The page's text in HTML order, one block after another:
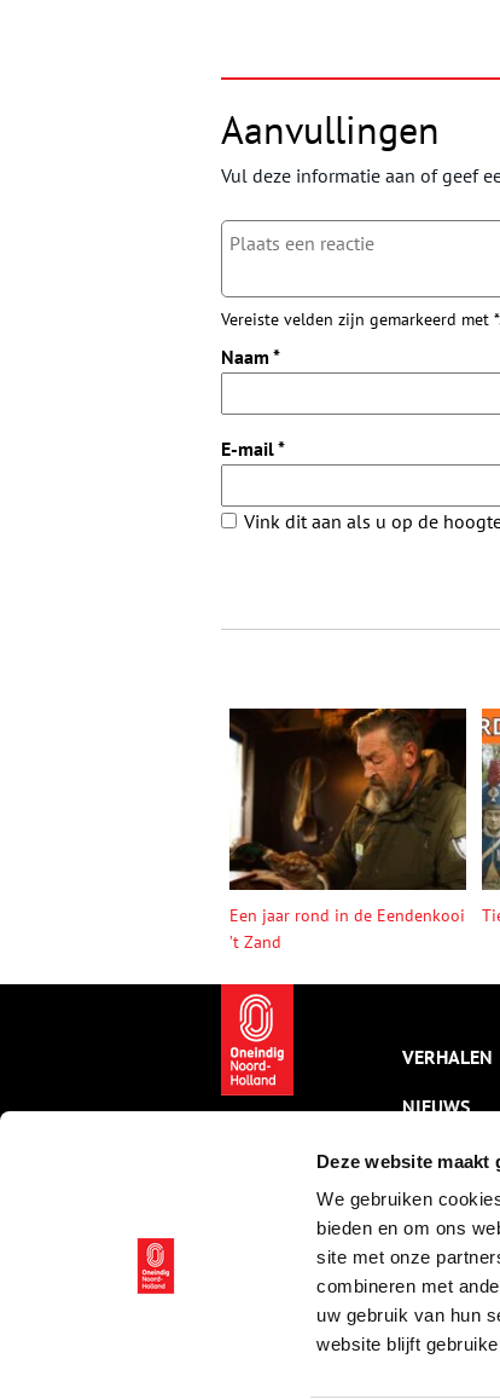
Deze website maakt
We gebruiken
bieden en om ons
site met onze
combineren met
uw gebruik van hun
website blijft
Aanvullingen
Vul deze informatie aan of geef
Vereiste velden zijn gemarkeerd
Naam *
E-mail*
Vink dit aan als u op de
Een jaar rond in de Eendenkooi
’t Zand
VERHALEN
NIEUWS
KALENDER
THEMA’S
VIDEO’S